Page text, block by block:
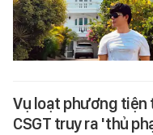
Vụ loạt phương tiện
CSGT truy ra 'thủ